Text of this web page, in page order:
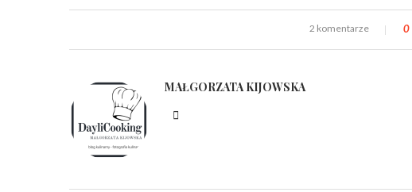
2 komentarze 0
MAŁGORZATA KIJOWSKA